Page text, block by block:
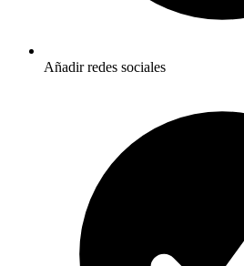
Añadir redes sociales